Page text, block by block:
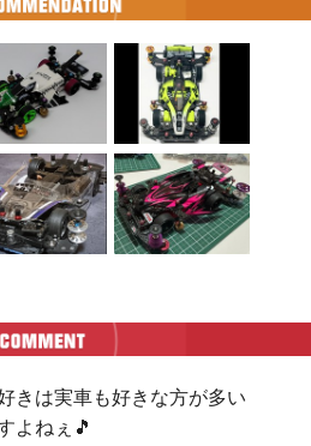
きは実車も好きな方が多い
よねぇ🎵